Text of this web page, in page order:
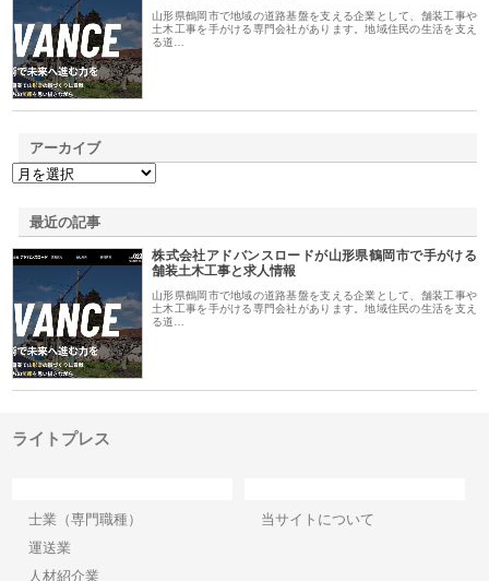
山形県鶴岡市で地域の道路基盤を支える企業として、舗装工事や
土木工事を手がける専門会社があります。地域住民の生活を支え
る道…
アーカイブ
最近の記事
株式会社アドバンスロードが山形県鶴岡市で手がける
舗装土木工事と求人情報
山形県鶴岡市で地域の道路基盤を支える企業として、舗装工事や
土木工事を手がける専門会社があります。地域住民の生活を支え
る道…
ライトプレス
士業（専門職種）
運送業
人材紹介業
当サイトについて